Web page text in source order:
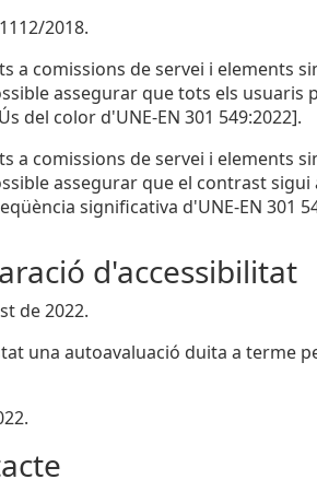
2018.
a comissions de servei i elements
assegurar que tots els
del color d'UNE-EN 301 549:2022].
a comissions de servei i elements
assegurar que el contrast sigui
significativa d'UNE-EN 301
d'accessibilitat
de 2022.
una autoavaluació duita a terme